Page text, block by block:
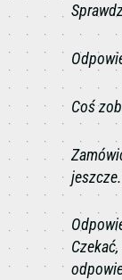
Coś